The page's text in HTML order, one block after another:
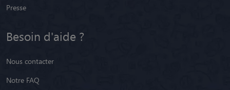
Presse
Besoin d'aide ?
Nous contacter
Notre FAQ